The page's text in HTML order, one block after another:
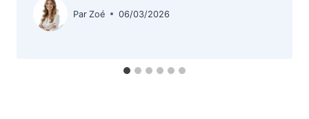
Par Zoé 06/03/2026